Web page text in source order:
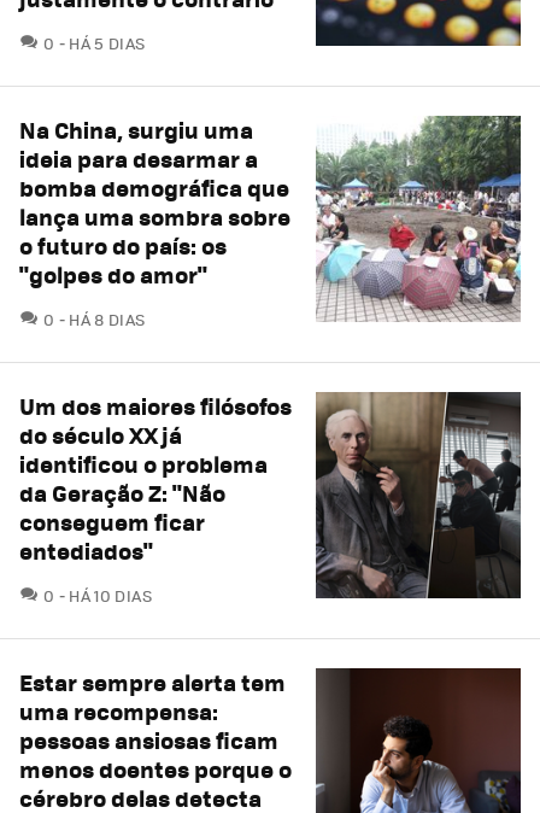
0 COMENTÁRIOS
HÁ 5 DIAS
Na China, surgiu uma
ideia para desarmar a
bomba demográfica que
lança uma sombra sobre
o futuro do país: os
"golpes do amor"
0 COMENTÁRIOS
HÁ 8 DIAS
Um dos maiores filósofos
do século XX já
identificou o problema
da Geração Z: "Não
conseguem ficar
entediados"
0 COMENTÁRIOS
HÁ 10 DIAS
Estar sempre alerta tem
uma recompensa:
pessoas ansiosas ficam
menos doentes porque o
cérebro delas detecta